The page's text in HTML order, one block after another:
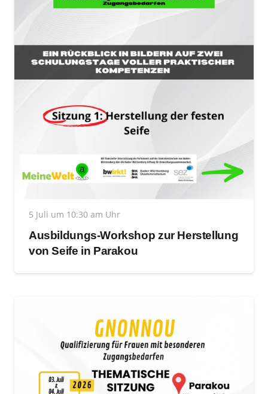
5 Juli um 10:30 am Uhr
Ausbildungs-Workshop zur Herstellung
von Seife in Parakou